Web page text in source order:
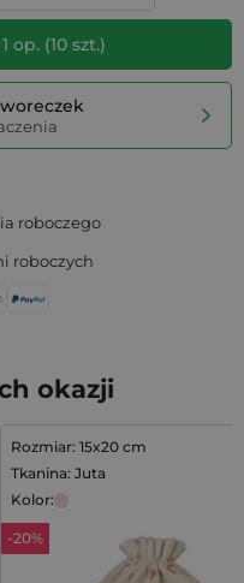
1 op. (10szt.)
roboczego
roboczych
okazji
Rozmiar: 15x20 cm
Tkanina: Juta
Kolor:
-20%